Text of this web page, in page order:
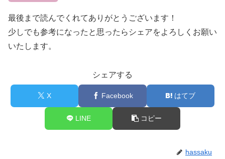
最後まで読んでくれてありがとうございます！
少しでも参考になったと思ったらシェアをよろしくお願い
いたします。
シェアする
X Facebook はてブ
LINE コピー
hassaku